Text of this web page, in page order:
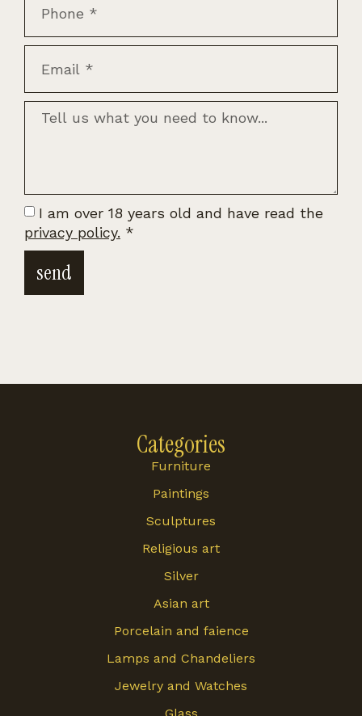
I am over 18 years old and have read the
privacy policy. *
send
Categories
Furniture
Paintings
Sculptures
Religious art
Silver
Asian art
Porcelain and faience
Lamps and Chandeliers
Jewelry and Watches